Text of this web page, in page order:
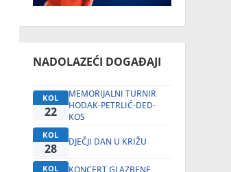
NADOLAZEĆI DOGAĐAJI
KOL
22
MEMORIJALNI TURNIR
HODAK-PETRLIĆ-DED-
KOS
KOL
28 DJEČJI DAN U KRIŽU
KOL
KONCERT GLAZBENE